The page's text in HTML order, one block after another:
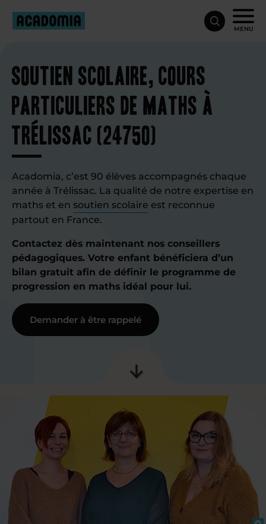
MENU
Soutien scolaire, cours
particuliers de maths à
Trélissac (24750)
Acadomia, c’est 90 élèves accompagnés chaque
année à Trélissac. La qualité de notre expertise en
maths et en soutien scolaire est reconnue
partout en France.
Contactez dès maintenant nos conseillers
pédagogiques. Votre enfant bénéficiera d’un
bilan gratuit afin de définir le programme de
progression en maths idéal pour lui.
Demander à être rappelé